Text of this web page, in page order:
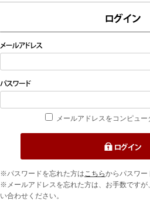
メールアドレスをコンピュ
※パスワードを忘れた方はこちらからパスワー
※メールアドレスを忘れた方は、お手数ですが、
い合わせください。